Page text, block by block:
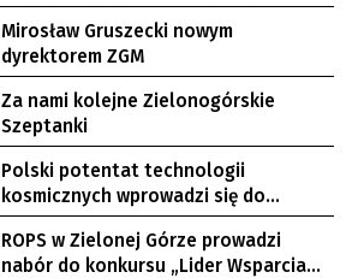
Gazowni
Mirosław Gruszecki nowym
dyrektorem ZGM
Za nami kolejne Zielonogórskie
Szeptanki
Polski potentat technologii
kosmicznych wprowadzi się do
Zielonej Góry
ROPS w Zielonej Górze prowadzi
nabór do konkursu „Lider Wsparcia